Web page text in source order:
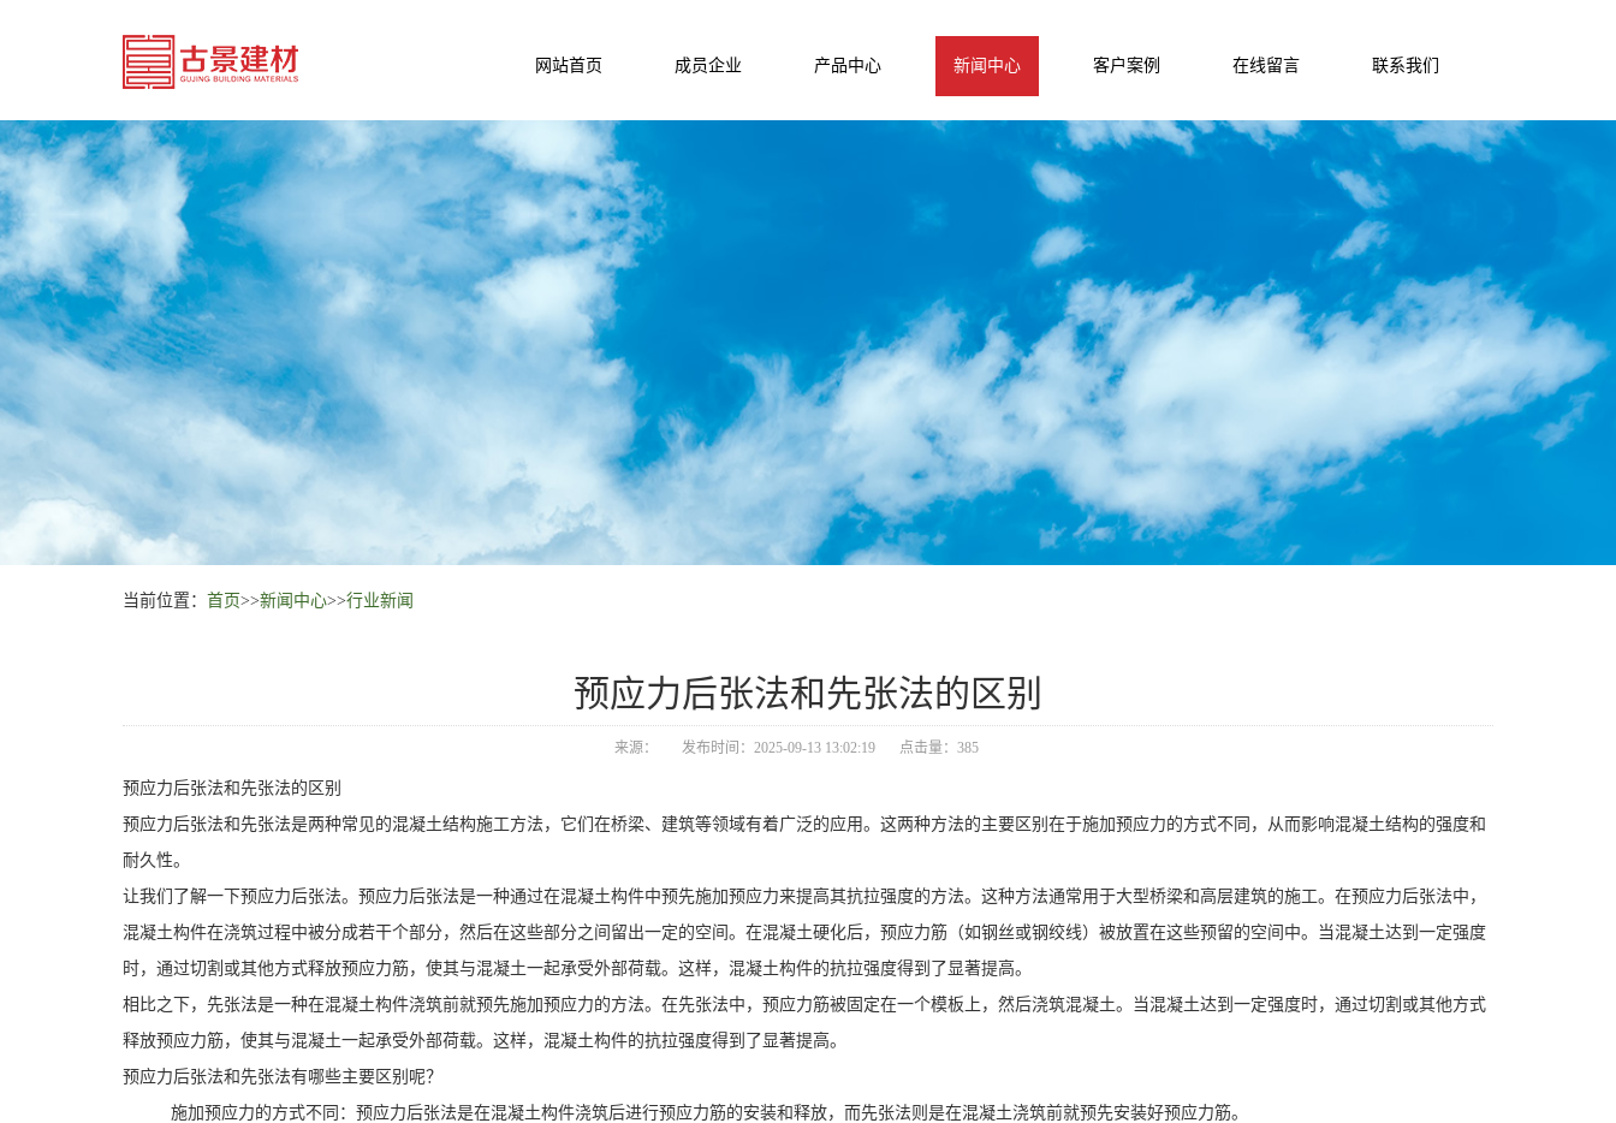
网站首页 成员企业 产品中心 新闻中心 客户案例 在线留言 联系我们
当前位置： 首页>>新闻中心>>行业新闻
预应力后张法和先张法的区别
来源： 发布时间：2025-09-13 13:02:19 点击量：385
预应力后张法和先张法的区别
预应力后张法和先张法是两种常见的混凝土结构施工方法，它们在桥梁、建筑等领域有着广泛的应用。这两种方法的主要区别在于施加预应力的方式不同，从而影响混凝土结构的强度和
耐久性。
让我们了解一下预应力后张法。预应力后张法是一种通过在混凝土构件中预先施加预应力来提高其抗拉强度的方法。这种方法通常用于大型桥梁和高层建筑的施工。在预应力后张法中，
混凝土构件在浇筑过程中被分成若干个部分，然后在这些部分之间留出一定的空间。在混凝土硬化后，预应力筋（如钢丝或钢绞线）被放置在这些预留的空间中。当混凝土达到一定强度
时，通过切割或其他方式释放预应力筋，使其与混凝土一起承受外部荷载。这样，混凝土构件的抗拉强度得到了显著提高。
相比之下，先张法是一种在混凝土构件浇筑前就预先施加预应力的方法。在先张法中，预应力筋被固定在一个模板上，然后浇筑混凝土。当混凝土达到一定强度时，通过切割或其他方式
释放预应力筋，使其与混凝土一起承受外部荷载。这样，混凝土构件的抗拉强度得到了显著提高。
预应力后张法和先张法有哪些主要区别呢？
施加预应力的方式不同：预应力后张法是在混凝土构件浇筑后进行预应力筋的安装和释放，而先张法则是在混凝土浇筑前就预先安装好预应力筋。